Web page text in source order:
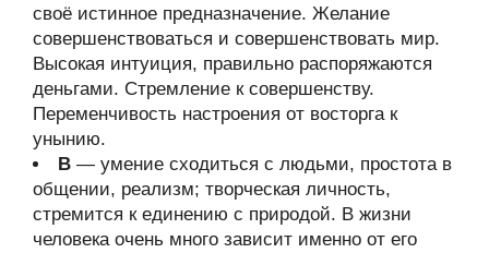
своё истинное предназначение. Желание
совершенствоваться и совершенствовать мир.
Высокая интуиция, правильно распоряжаются
деньгами. Стремление к совершенству.
Переменчивость настроения от восторга к
унынию.
В — умение сходиться с людьми, простота в
общении, реализм; творческая личность,
стремится к единению с природой. В жизни
человека очень много зависит именно от его